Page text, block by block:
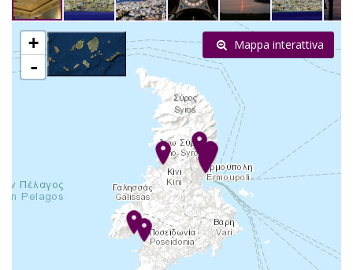
+
-
Mappa interattiva